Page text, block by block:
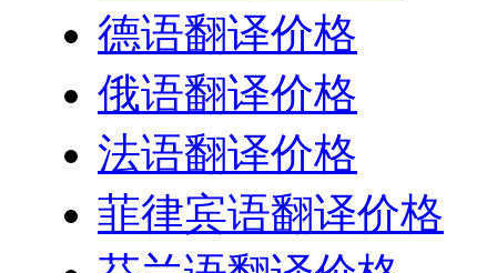
德语翻译价格
俄语翻译价格
法语翻译价格
菲律宾语翻译价格